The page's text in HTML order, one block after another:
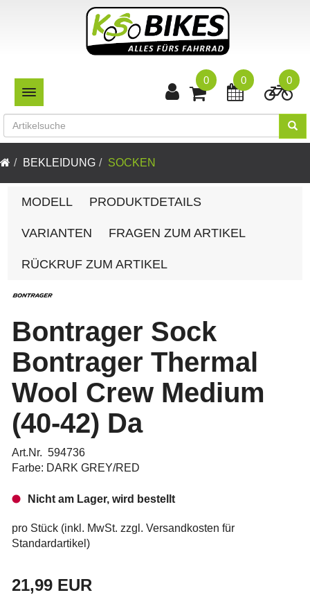
TOGGLE NAVIGATION
0
0
0
BEKLEIDUNG SOCKEN
MODELL PRODUKTDETAILS
VARIANTEN FRAGEN ZUM ARTIKEL
RÜCKRUF ZUM ARTIKEL
Bontrager Sock
Bontrager Thermal
Wool Crew Medium
(40-42) Da
Art.Nr. 594736
Farbe: DARK GREY/RED
Nicht am Lager, wird bestellt
pro Stück (inkl. MwSt. zzgl. Versandkosten für
Standardartikel )
21,99 EUR